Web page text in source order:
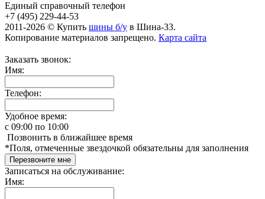
Единый справочный телефон
+7 (495) 229-44-53
2011-2026 © Купить шины б/у в Шина-33.
Копирование материалов запрещено. Карта сайта
Заказать звонок:
Имя:
Телефон:
Удобное время:
c 09:00 по 10:00
Позвонить в ближайшее время
*Поля, отмеченные звездочкой обязательны для заполнения
Перезвоните мне
Записаться на обслуживание:
Имя: